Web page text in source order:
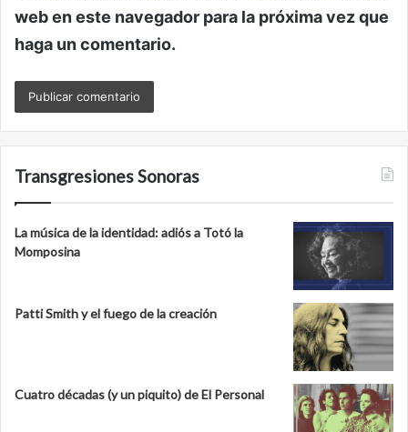
web en este navegador para la próxima vez que
haga un comentario.
Transgresiones Sonoras
La música de la identidad: adiós a Totó la
Momposina
Patti Smith y el fuego de la creación
Cuatro décadas (y un piquito) de El Personal